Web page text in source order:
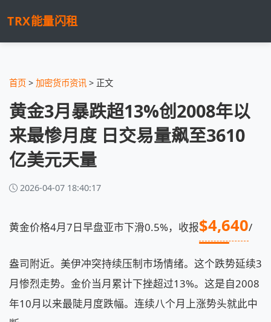
TRX能量闪租
首页 > 加密货币资讯 > 正文
黄金3月暴跌超13%创2008年以
来最惨月度 日交易量飙至3610
亿美元天量
2026-04-07 18:40:17
黄金价格4月7日早盘亚市下滑0.5%，收报$4,640/
盎司附近。美伊冲突持续压制市场情绪。这个跌势延续3
月惨烈走势。金价当月累计下挫超过13%。这是自2008
年10月以来最陡月度跌幅。连续八个月上涨势头就此中